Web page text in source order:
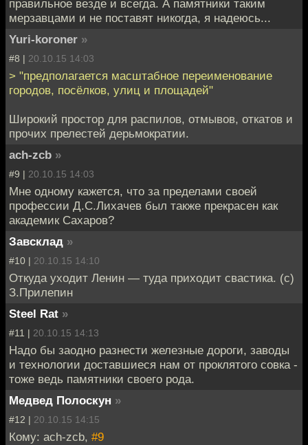
правильное везде и всегда. А памятники таким
мерзавцами и не поставят никогда, я надеюсь...
Yuri-koroner »
#8 | 20.10.15 14:03
> "предполагается масштабное переименование
городов, посёлков, улиц и площадей"
Широкий простор для распилов, отмывов, откатов и
прочих прелестей дерьмократии.
ach-zcb »
#9 | 20.10.15 14:03
Мне одному кажется, что за пределами своей
профессии Д.С.Лихачев был также прекрасен как
академик Сахаров?
Завсклад »
#10 | 20.10.15 14:10
Откуда уходит Ленин — туда приходит свастика. (с)
З.Прилепин
Steel Rat »
#11 | 20.10.15 14:13
Надо бы заодно разнести железные дороги, заводы
и технологии доставшиеся нам от проклятого совка -
тоже ведь памятники своего рода.
Медвед Полоскун »
#12 | 20.10.15 14:15
Кому: ach-zcb, #9